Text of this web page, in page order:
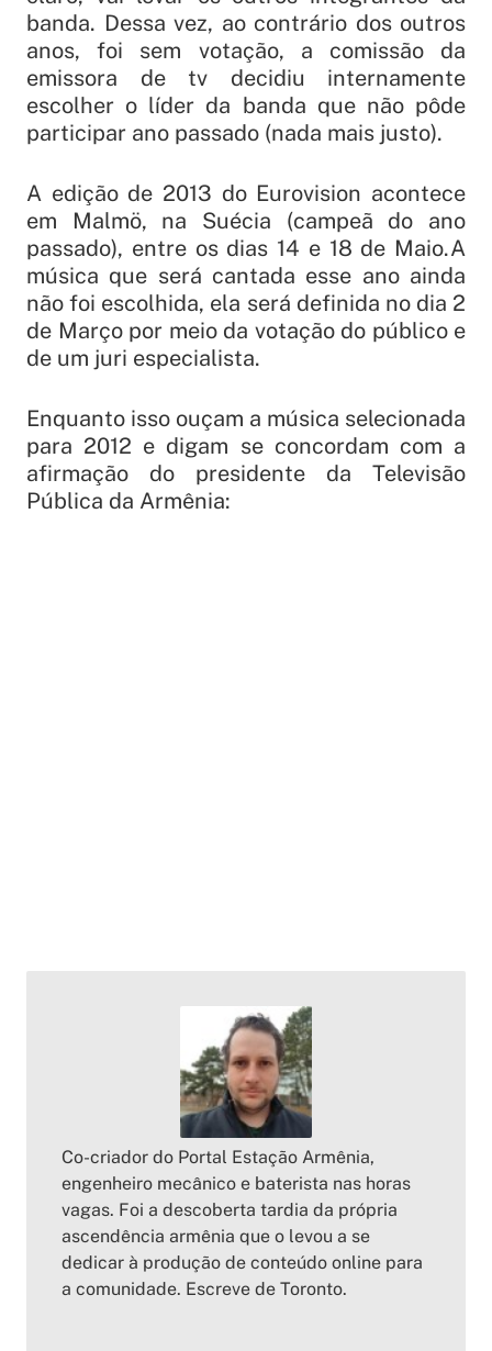
banda. Dessa vez, ao contrário dos outros
anos, foi sem votação, a comissão da
emissora de tv decidiu internamente
escolher o líder da banda que não pôde
participar ano passado (nada mais justo).
A edição de 2013 do Eurovision acontece
em Malmö, na Suécia (campeã do ano
passado), entre os dias 14 e 18 de Maio.A
música que será cantada esse ano ainda
não foi escolhida, ela será definida no dia 2
de Março por meio da votação do público e
de um juri especialista.
Enquanto isso ouçam a música selecionada
para 2012 e digam se concordam com a
afirmação do presidente da Televisão
Pública da Armênia:
Co-criador do Portal Estação Armênia,
engenheiro mecânico e baterista nas horas
vagas. Foi a descoberta tardia da própria
ascendência armênia que o levou a se
dedicar à produção de conteúdo online para
a comunidade. Escreve de Toronto.